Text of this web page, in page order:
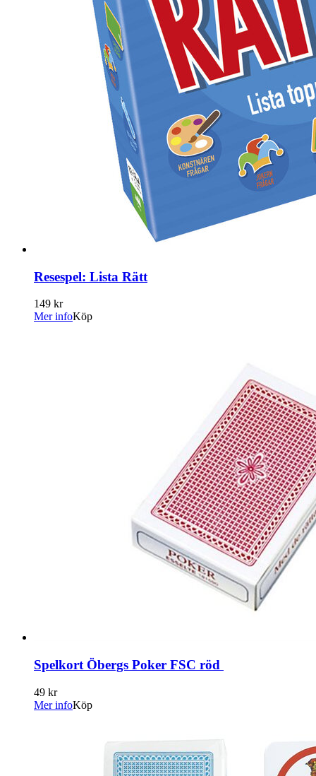
Resespel: Lista Rätt
149 kr
Mer infoKöp
Spelkort Öbergs Poker FSC röd
49 kr
Mer infoKöp